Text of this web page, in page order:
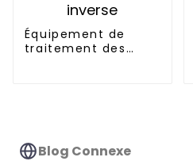
Équipement de
traitement des
Blog Connexe